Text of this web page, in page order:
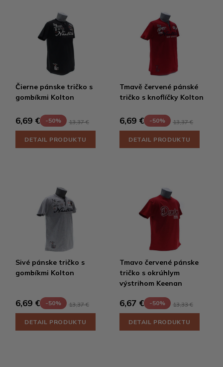
Čierne pánske tričko s
gombíkmi Kolton
6,69 € -50% 13,37 €
DETAIL PRODUKTU
Tmavě červené pánské
tričko s knoflíčky Kolton
6,69 € -50% 13,37 €
DETAIL PRODUKTU
Sivé pánske tričko s
gombíkmi Kolton
6,69 € -50% 13,37 €
DETAIL PRODUKTU
Tmavo červené pánske
tričko s okrúhlym
výstrihom Keenan
6,67 € -50% 13,33 €
DETAIL PRODUKTU